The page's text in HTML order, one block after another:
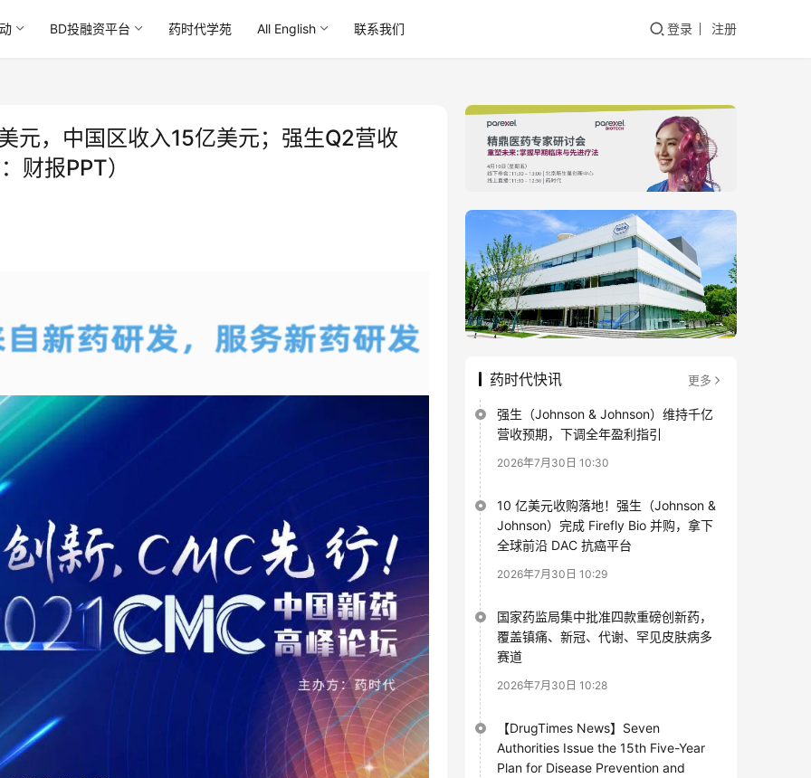
BD投融资平台 药时代学苑 All English 联系我们 登录 注册
元，中国区收入15亿美元；强生Q2营收
财报PPT）
药时代快讯 更多
强生（Johnson & Johnson）维持千亿
营收预期，下调全年盈利指引
2026年7月30日 10:30
10 亿美元收购落地！强生（Johnson &
Johnson）完成 Firefly Bio 并购，拿下
全球前沿 DAC 抗癌平台
2026年7月30日 10:29
国家药监局集中批准四款重磅创新药，
覆盖镇痛、新冠、代谢、罕见皮肤病多
赛道
2026年7月30日 10:28
【DrugTimes News】Seven
Authorities Issue the 15th Five-Year
Plan for Disease Prevention and